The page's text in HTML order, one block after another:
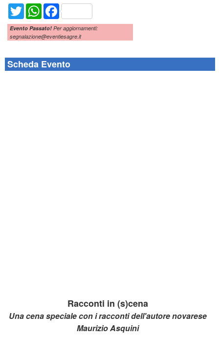
Twitter WhatsAppFacebook
Evento Passato! Per aggiornamenti:
segnalazione@eventiesagre.it
Scheda Evento
Racconti in (s)cena
Una cena speciale con i racconti dell'autore novarese
Maurizio Asquini